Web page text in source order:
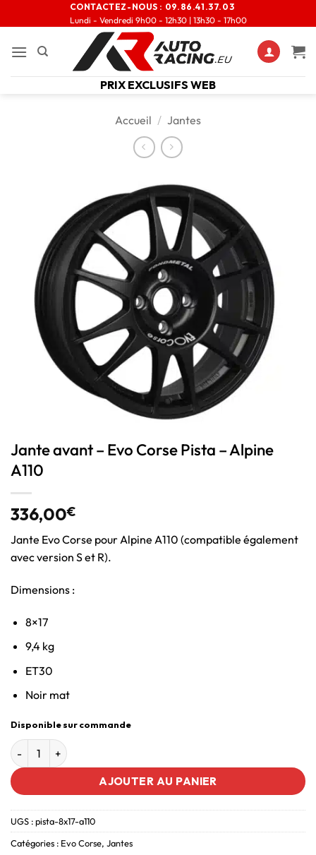
CONTACTEZ-NOUS : 09.86.41.37.03
Lundi - Vendredi 9h00 - 12h30 | 13h30 - 17h00
PRIX EXCLUSIFS WEB
Accueil / Jantes
Jante avant – Evo Corse Pista – Alpine
A110
336,00€
Jante Evo Corse pour Alpine A110 (compatible également
avec version S et R).
Dimensions :
8×17
9,4 kg
ET30
Noir mat
Disponible sur commande
AJOUTER AU PANIER
UGS :pista-8x17-a110
Catégories : Evo Corse, Jantes